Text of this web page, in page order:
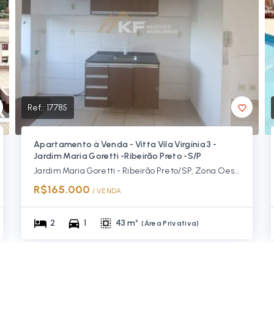
Ref.: 17785
Apartamento à Venda - Vitta Vila Virgínia 3 -
Jardim Maria Goretti -Ribeirão Preto -S/P
Jardim Maria Goretti - Ribeirão Preto/SP, Zona Oeste
R$165.000 / VENDA
2 1 43 m² (Área Privativa)